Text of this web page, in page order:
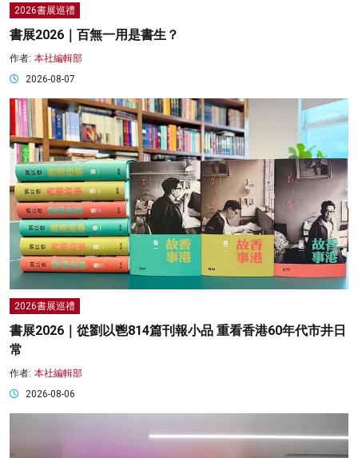
2026書展巡禮
書展2026｜百無一用是書生？
作者: 本社編輯部
2026-08-07
2026書展巡禮
書展2026｜從劉以鬯814篇刊報小品 重看香港60年代市井日
常
作者: 本社編輯部
2026-08-06